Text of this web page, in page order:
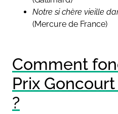
Notre si chère vieille
(Mercure de France)
Comment
Prix
?